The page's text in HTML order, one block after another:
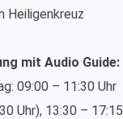
Heiligenkreuz
mit Audio Guide:
09:00 – 11:30 Uhr
Uhr), 13:30 – 17:15